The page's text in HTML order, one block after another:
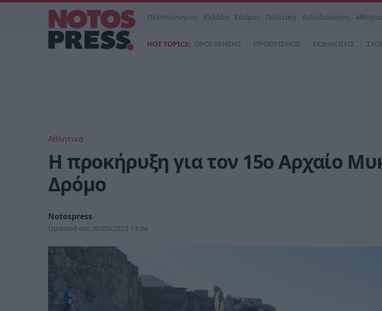
Πελοπόννησος Ελλάδα Κόσμος Πολιτική Αυτοδιοίκηση
HOT TOPICS: ΟΡΟΙ ΧΡΗΣΗΣ ΠΡΟΟΡΙΣΜΟΣ ΕΚΔΗΛΩΣΕΙΣ
Αθλητικά
Η προκήρυξη για τον 15ο Αρχαίο
Δρόμο
Notospress
Updated on: 20/05/2023 13:34